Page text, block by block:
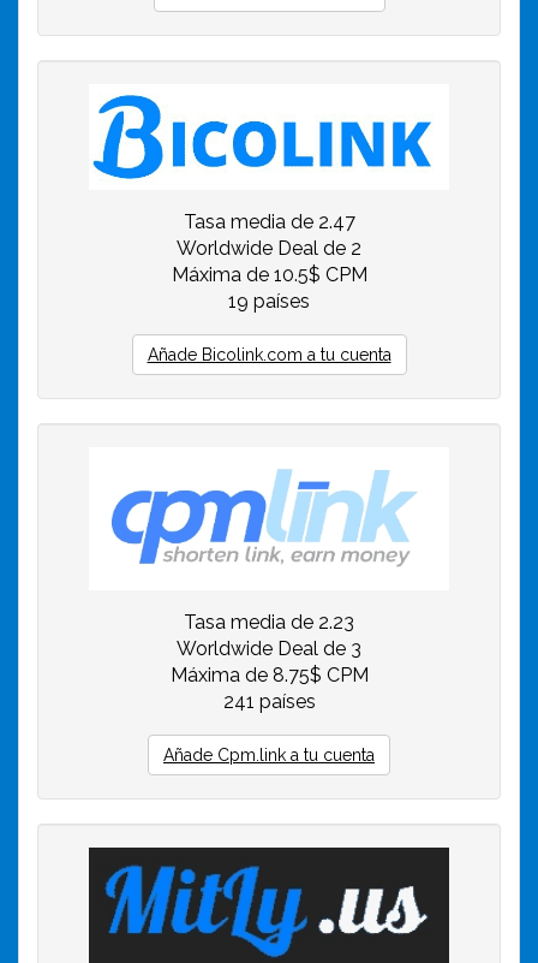
Tasa media de 2.47
Worldwide Deal de 2
Máxima de 10.5$ CPM
19 países
Añade Bicolink.com a tu cuenta
Tasa media de 2.23
Worldwide Deal de 3
Máxima de 8.75$ CPM
241 países
Añade Cpm.link a tu cuenta